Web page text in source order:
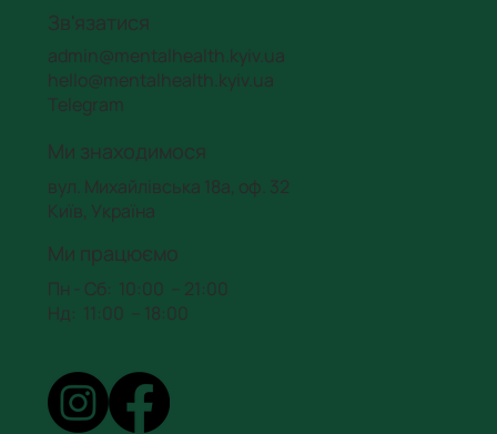
Зв'язатися
admin@mentalhealth.kyiv.ua
hello@mentalhealth.kyiv.ua
Telegram
Ми знаходимося
вул. Михайлівська 18а, оф. 32
Київ, Україна
Ми працюємо
Пн - Сб: 10:00 – 21:00
Нд: 11:00 – 18:00